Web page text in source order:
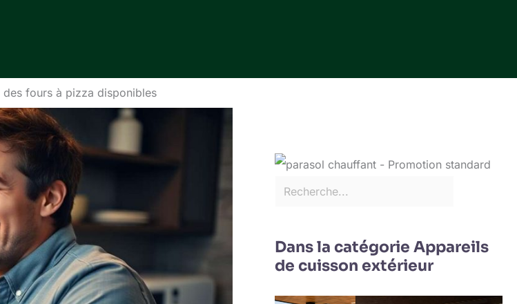
fours à pizza disponibles
Dans la catégorie Appareils
de cuisson extérieur